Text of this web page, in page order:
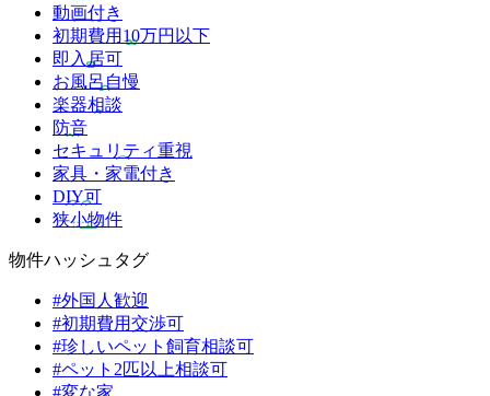
動画付き
初期費用10万円以下
即入居可
お風呂自慢
楽器相談
防音
セキュリティ重視
家具・家電付き
DIY可
狭小物件
物件ハッシュタグ
#外国人歓迎
#初期費用交渉可
#珍しいペット飼育相談可
#ペット2匹以上相談可